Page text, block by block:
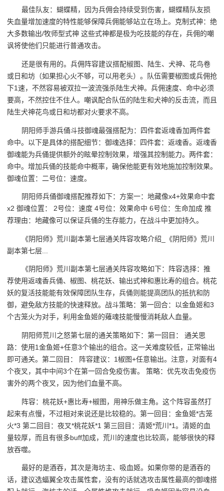
最佳队友：蝴蝶精，因为兵佣会持续受到伤害，蝴蝶精队友损
失血量增加速度的特性能够保障兵佣能够站立在场上。克制式神：绝
大多数输出/牧师型式神 这些式神都是极为吃技能的存在，兵佣的嘲
讽将使他们只能进行普通攻击。
还是很有用的。兵佣阵容建议搭配椒图、陆生、犬神、花鸟卷
或日和坊（如果担心火不够，可以用老头）。队伍需要椒图或兵佣抢
下1速，不然容易被双拉一波流强杀陆生犬神。兵佣速度、命中必须
要高，不然控住不住人。嘲讽配合队伍的陆生和犬神的反击流，而且
陆生犬神花鸟或日和坊都对火要求不高。
阴阳师手游兵俑斗技御魂最强搭配为：四件套返魂香加两件套
命中。以下是具体的搭配细节：御魂选择：四件套：返魂香。返魂香
御魂能为兵俑提供额外的眩晕控制效果，增强其控制能力。两件套：
命中。增加兵俑的技能命中概率，确保他能更有效地施加控制效果。
御魂位置：二号位：速度。
阴阳师兵俑御魂搭配推荐如下：方案一：地藏像x4+效果命中套
x2 御魂位置： 2号位：速度 4号位：效果命中 6号位：生命加成 推
荐理由：地藏像可以保证兵俑的生存能力，在战斗中更加持久。
《阴阳师》荒川副本第七层通关阵容攻略介绍_《阴阳师》荒川
副本第七层...
《阴阳师》荒川副本第七层通关阵容攻略如下：阵容选择：推
荐使用返魂香兵俑、椒图、桃花妖、输出式神和惠比寿的组合。桃花
妖的复活技能能有效保障团队生存，兵俑则能提高团队的抵抗和防
御，避免敌方技能的快速释放。战斗策略：第一回合：以金鱼姬和3
个古笼火为对手，利用金鱼姬的薙魂技能慢慢消耗敌人血量。
阴阳师荒川之怒第七层的通关策略如下：第一回目： 通关思
路：使用1金鱼姬+任意3个输出的组合。这一关难度较低，正常输出
即可通关。第二回目： 阵容建议：1椒图+任意输出。注意，对面有4
个夜叉，其中中间3个在第一回合免疫伤害。 策略：优先攻击免疫伤
害外的两个夜叉，因为他们血量不高。
阵容：桃花妖+惠比寿+椒图，用神乐做主角。这个阵容虽然打
起来有点慢，不过相对来说还是比较稳的。第一回目：金鱼姬*古笼
火*3 第二回目：夜叉*桃花妖*1 第三回目：清姬*荒川*1。清姬的血
量较厚，而且有很多buff加成，荒川的速度也比较高，能够很快的释
放吞噬。
最好的是酒吞，其次是海坊主、吸血姬。如果你带的是酒吞的
话，建议选蝠翼全攻击属性套，没有的话就选攻击属性最高的御魂搭